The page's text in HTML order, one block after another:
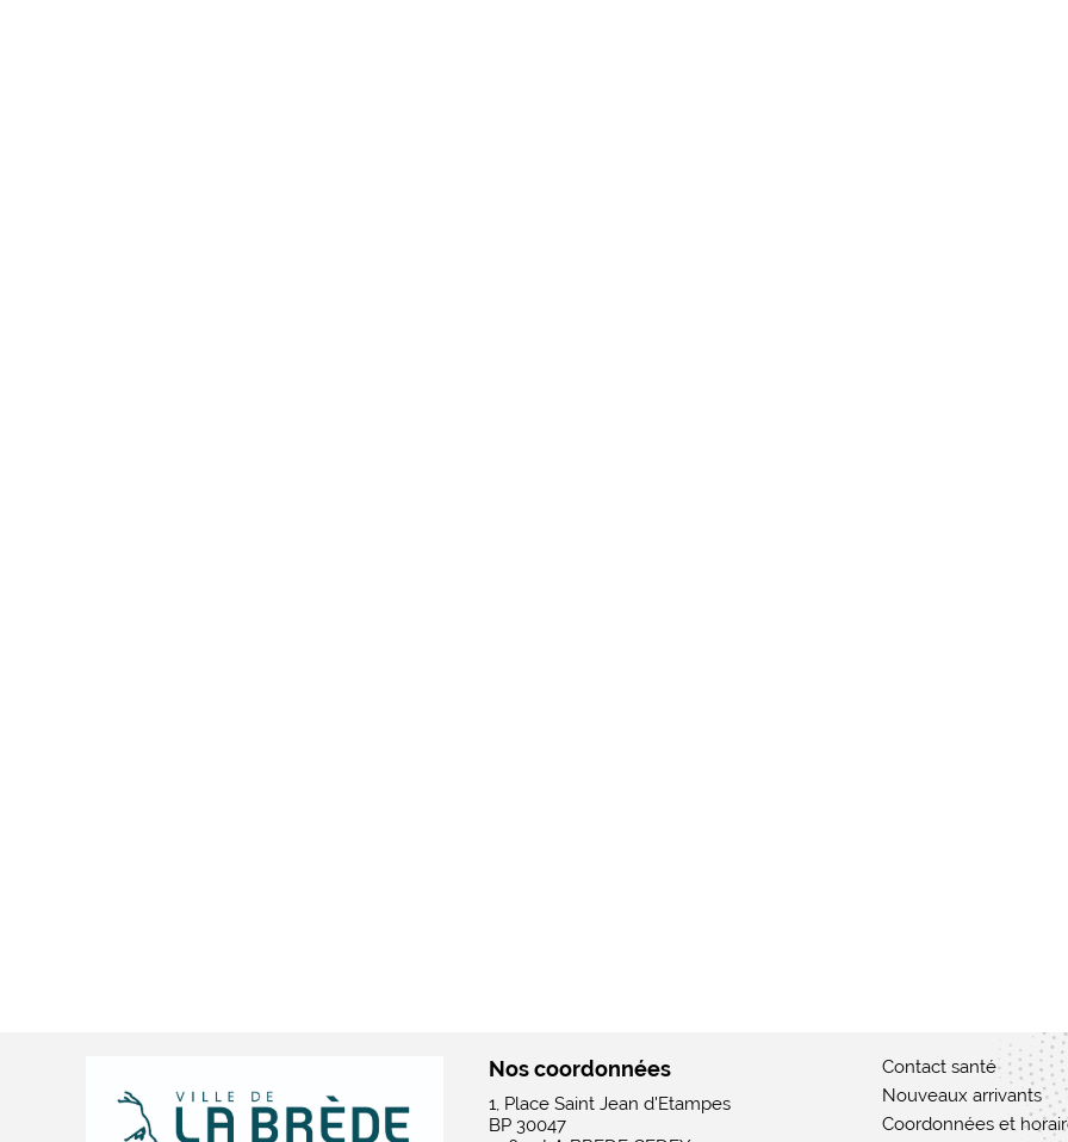
Nos coordonnées
1, Place Saint Jean d'Etampes
BP 30047
Contact santé
Nouveaux arrivants
Coordonnées et